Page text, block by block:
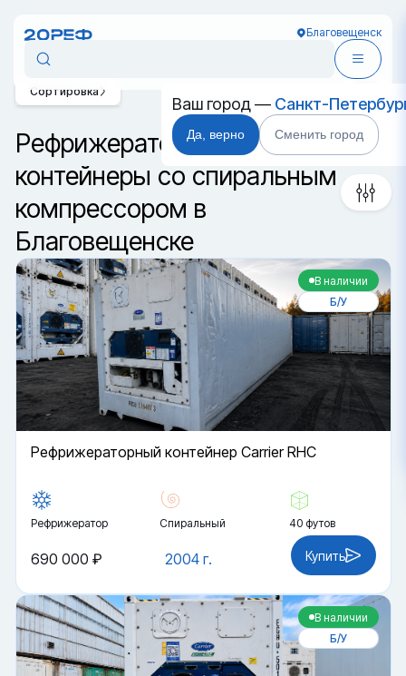
Благовещенск
Ваш город — Санкт-
Да, верно Сменить город
Рефрижераторные
контейнеры со спиральным
компрессором в
Благовещенске
Сортировка
В наличии
Б/У
Рефрижераторный контейнер Carrier RHC
Рефрижератор Спиральный 40 футов
2004 г.
690 000 ₽ Купить
В наличии
Б/У